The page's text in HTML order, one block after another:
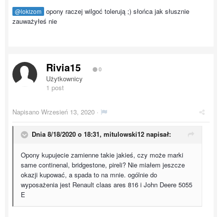
@lokizom
opony raczej wilgoć tolerują ;) słońca jak słusznie
zauważyłeś nie
Rivia15 0
Użytkownicy
1 post
Napisano Wrzesień 13, 2020 ·
Dnia 8/18/2020 o 18:31, mitulowski12 napisał:
Opony kupujecie zamienne takie jakieś, czy może marki
same continenal, bridgestone, pireli? Nie miałem jeszcze
okazji kupować, a spada to na mnie. ogólnie do
wyposażenia jest Renault claas ares 816 i John Deere 5055
E